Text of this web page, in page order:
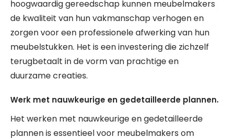
hoogwaardig gereedschap kunnen meubelmakers
de kwaliteit van hun vakmanschap verhogen en
zorgen voor een professionele afwerking van hun
meubelstukken. Het is een investering die zichzelf
terugbetaalt in de vorm van prachtige en
duurzame creaties.
Werk met nauwkeurige en gedetailleerde plannen.
Het werken met nauwkeurige en gedetailleerde
plannen is essentieel voor meubelmakers om